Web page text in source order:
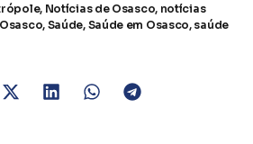
, Notícias de Osasco, notícias
Osasco, Saúde, Saúde em Osasco, saúde